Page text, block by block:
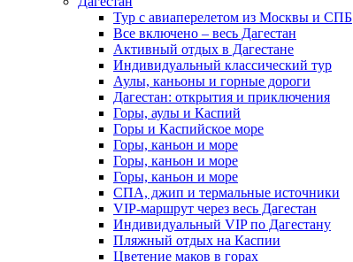
Тур с авиаперелетом из Москвы и СПБ
Все включено – весь Дагестан
Активный отдых в Дагестане
Индивидуальный классический тур
Аулы, каньоны и горные дороги
Дагестан: открытия и приключения
Горы, аулы и Каспий
Горы и Каспийское море
Горы, каньон и море
Горы, каньон и море
Горы, каньон и море
СПА, джип и термальные источники
VIP-маршрут через весь Дагестан
Индивидуальный VIP по Дагестану
Пляжный отдых на Каспии
Цветение маков в горах